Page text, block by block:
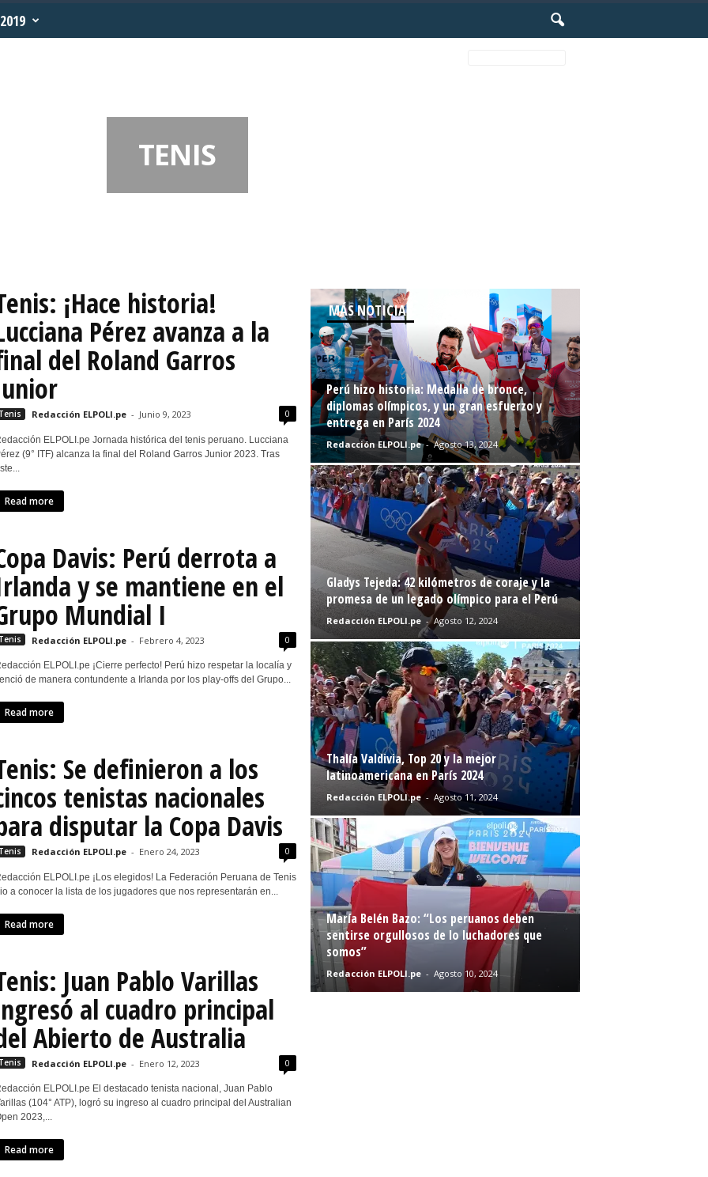
TENIS
¡Hace historia!
Pérez avanza a la
del Roland Garros
Redacción ELPOLI.pe - Junio 9, 2023 0
ELPOLI.pe Jornada histórica del tenis peruano. Lucciana
(9° ITF) alcanza la final del Roland Garros Junior 2023. Tras
Read more
Davis: Perú derrota a
y se mantiene en el
Mundial I
Redacción ELPOLI.pe - Febrero 4, 2023 0
ELPOLI.pe ¡Cierre perfecto! Perú hizo respetar la localía y
de manera contundente a Irlanda por los play-offs del Grupo...
Read more
Se definieron a los
tenistas nacionales
disputar la Copa Davis
Redacción ELPOLI.pe - Enero 24, 2023 0
ELPOLI.pe ¡Los elegidos! La Federación Peruana de Tenis
a conocer la lista de los jugadores que nos representarán en...
Read more
Juan Pablo Varillas
al cuadro principal
Abierto de Australia
Redacción ELPOLI.pe - Enero 12, 2023 0
ELPOLI.pe El destacado tenista nacional, Juan Pablo
(104° ATP), logró su ingreso al cuadro principal del Australian
2023,...
Read more
MÁS NOTICIAS
Perú hizo historia: Medalla de bronce,
diplomas olímpicos, y un gran esfuerzo y
entrega en París 2024
Redacción ELPOLI.pe - Agosto 13, 2024
Gladys Tejeda: 42 kilómetros de coraje y la
promesa de un legado olímpico para el Perú
Redacción ELPOLI.pe - Agosto 12, 2024
Thalía Valdivia, Top 20 y la mejor
latinoamericana en París 2024
Redacción ELPOLI.pe - Agosto 11, 2024
María Belén Bazo: “Los peruanos deben
sentirse orgullosos de lo luchadores que
somos”
Redacción ELPOLI.pe - Agosto 10, 2024